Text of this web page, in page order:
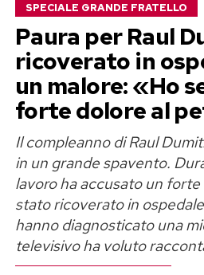
persona al centro della
Perla Vatiero: «Con
vero, ma diventato
Il rapporto tra Perla Vatiero
aveva conquistato il
Islandnel 2023,
saghe sentimentali più
anni di convivenza, una
telecamere, nuovi legami,
nella Casa del Grande
SPECIALE GRANDE FRATELLO
Paura per Raul
ricoverato in
un malore: «Ho
forte dolore al
Il compleanno di Raul
in un grande spavento.
lavoro ha accusato un
stato ricoverato in
hanno diagnosticato una
televisivo ha voluto